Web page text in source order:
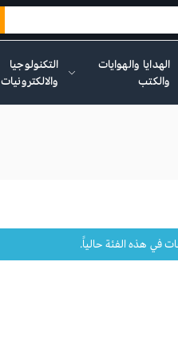
الهدايا والهوايات
والكتب
التكنولوجيا
والالكترونيات
في هذه الفئة حالياً.